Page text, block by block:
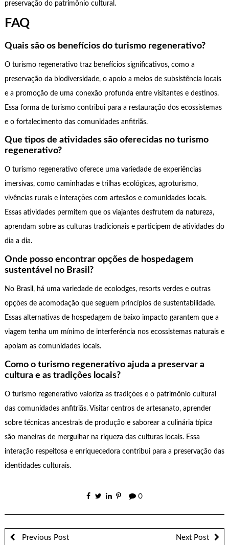
preservação do patrimônio cultural.
FAQ
Quais são os benefícios do turismo regenerativo?
O turismo regenerativo traz benefícios significativos, como a
preservação da biodiversidade, o apoio a meios de subsistência locais
e a promoção de uma conexão profunda entre visitantes e destinos.
Essa forma de turismo contribui para a restauração dos ecossistemas
e o fortalecimento das comunidades anfitriãs.
Que tipos de atividades são oferecidas no turismo
regenerativo?
O turismo regenerativo oferece uma variedade de experiências
imersivas, como caminhadas e trilhas ecológicas, agroturismo,
vivências rurais e interações com artesãos e comunidades locais.
Essas atividades permitem que os viajantes desfrutem da natureza,
aprendam sobre as culturas tradicionais e participem de atividades do
dia a dia.
Onde posso encontrar opções de hospedagem
sustentável no Brasil?
No Brasil, há uma variedade de ecolodges, resorts verdes e outras
opções de acomodação que seguem princípios de sustentabilidade.
Essas alternativas de hospedagem de baixo impacto garantem que a
viagem tenha um mínimo de interferência nos ecossistemas naturais e
apoiam as comunidades locais.
Como o turismo regenerativo ajuda a preservar a
cultura e as tradições locais?
O turismo regenerativo valoriza as tradições e o patrimônio cultural
das comunidades anfitriãs. Visitar centros de artesanato, aprender
sobre técnicas ancestrais de produção e saborear a culinária típica
são maneiras de mergulhar na riqueza das culturas locais. Essa
interação respeitosa e enriquecedora contribui para a preservação das
identidades culturais.
0
Previous Post Next Post